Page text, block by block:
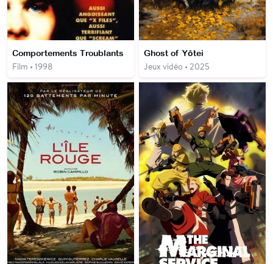
Comportements Troublants
Film • 1998
Ghost of Yōtei
Jeux vidéo • 2025